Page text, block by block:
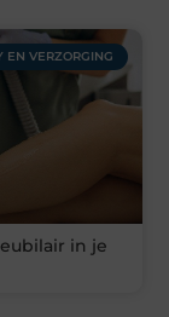
EN VERZORGING
in je